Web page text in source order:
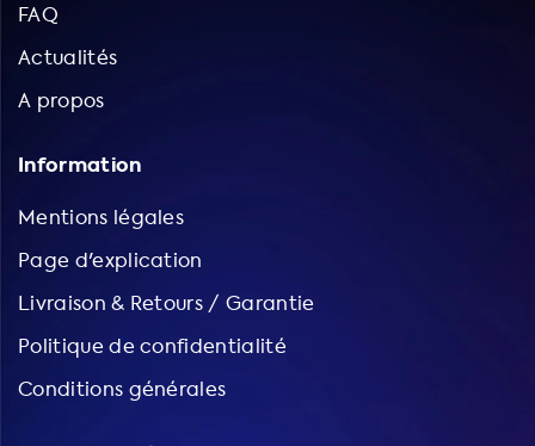
FAQ
Actualités
A propos
Information
Mentions légales
Page d'explication
Livraison & Retours / Garantie
Politique de confidentialité
Conditions générales